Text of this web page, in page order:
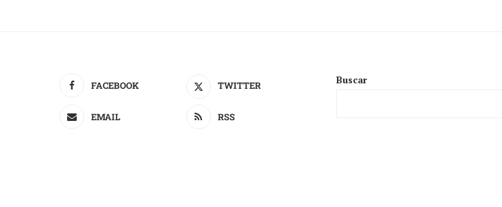
FACEBOOK TWITTER
EMAIL RSS
Buscar